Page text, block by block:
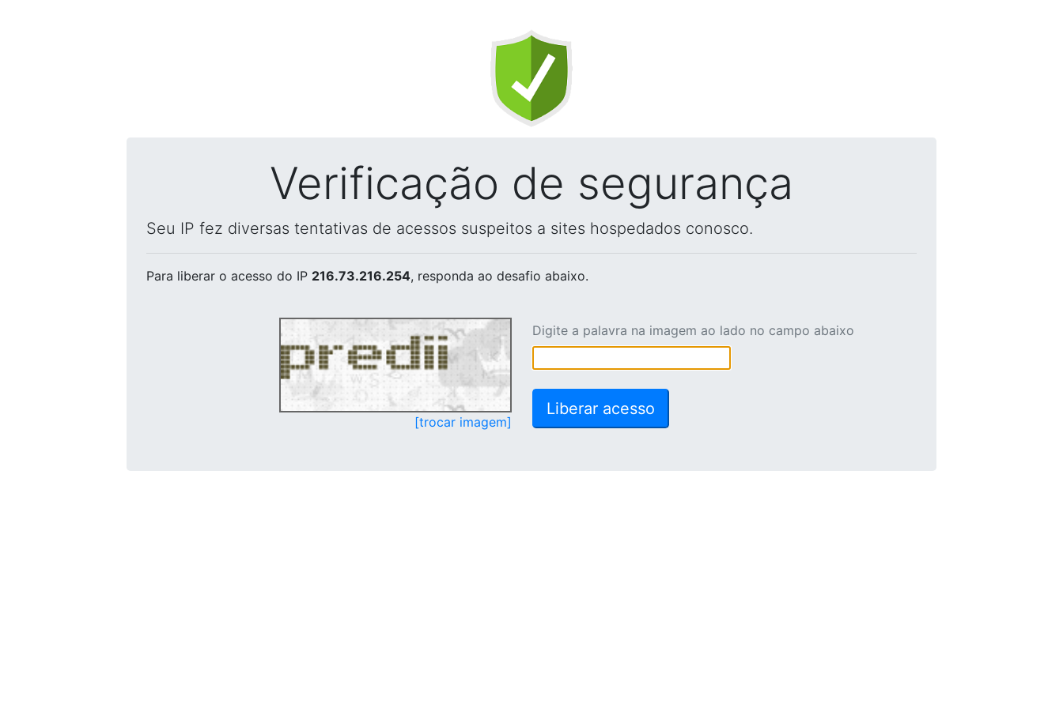
Verificação de segurança
Seu IP fez diversas tentativas de acessos suspeitos a sites hospedados conosco.
Para liberar o acesso do IP 216.73.216.254, responda ao desafio abaixo.
[trocar imagem]
Digite a palavra na imagem ao lado no campo abaixo